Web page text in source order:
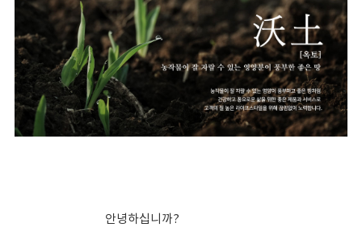
안녕하십니까?